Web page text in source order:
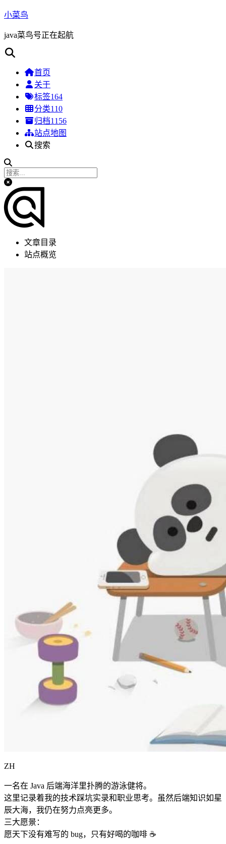
小菜鸟
java菜鸟号正在起航
首页
关于
标签164
分类110
归档1156
站点地图
搜索
文章目录
站点概览
ZH
一名在 Java 后端海洋里扑腾的游泳健将。
这里记录着我的技术踩坑实录和职业思考。虽然后端知识如星
辰大海，我仍在努力点亮更多。
三大愿景：
愿天下没有难写的 bug，只有好喝的咖啡 ☕️